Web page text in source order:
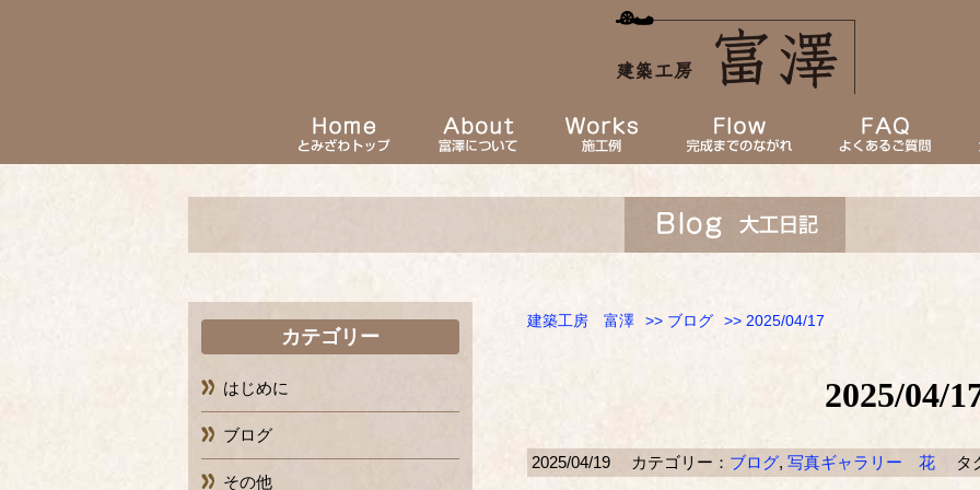
建築工房 富澤 >> ブログ >> 2025/04/17
2025/04/
2025/04/19 カテゴリー： ブログ, 写真ギャラリー 花 タ
カテゴリー
はじめに
ブログ
その他